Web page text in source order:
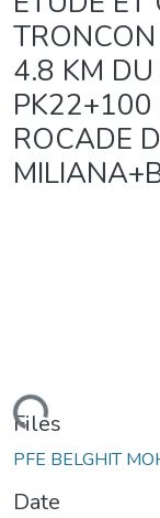
4.8 KM
PK22+100
ROCADE
Files
PFE BELGHIT
Date